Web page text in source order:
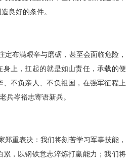
良好的条件。
定布满艰辛与磨砺，甚至会面临危险，
上，扛起的就是如山责任，承载的便
不负亲人、不负祖国，在强军征程上
兵岑裕志寄语新兵。
郑重表决：我们将刻苦学习军事技能，
，以钢铁意志淬炼打赢能力；我们将